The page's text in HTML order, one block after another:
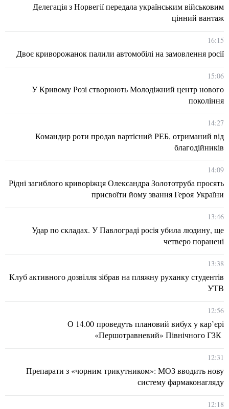
Делегація з Норвегії передала українським військовим
цінний вантаж
16:15
Двоє криворожанок палили автомобілі на замовлення росії
15:06
У Кривому Розі створюють Молодіжний центр нового
покоління
14:27
Командир роти продав вартісний РЕБ, отриманий від
благодійників
14:09
Рідні загиблого криворіжця Олександра Золототруба просять
присвоїти йому звання Героя України
13:46
Удар по складах. У Павлограді росія убила людину, ще
четверо поранені
13:38
Клуб активного дозвілля зібрав на пляжну руханку студентів
УТВ
12:56
О 14.00 проведуть плановий вибух у кар’єрі
«Першотравневий» Північного ГЗК
12:31
Препарати з «чорним трикутником»: МОЗ вводить нову
систему фармаконагляду
12:18